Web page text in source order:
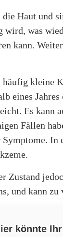
Haut und
wird, was
kann.
häufig kleine
eines
Es kann
Fällen
Symptome.
Zustand
und kann
könnte